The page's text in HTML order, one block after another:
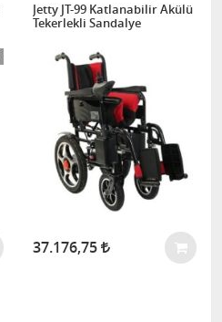
Jetty JT-99 Katlanabilir Akülü
Tekerlekli Sandalye
37.176,75